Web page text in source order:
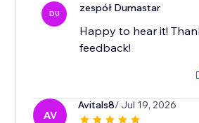
DU zespół Dumastar
Happy to hear it!
feedback!
AV
Avitals8/ Jul 19, 2026